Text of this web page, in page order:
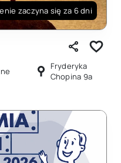
zaczyna się za 6 dni
Fryderyka
Chopina 9a